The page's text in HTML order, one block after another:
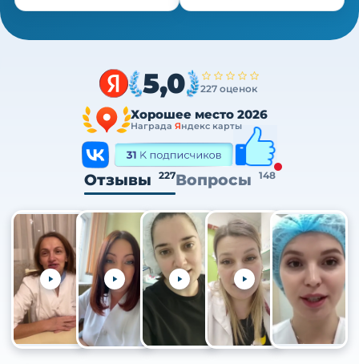
5,0 227 оценок
Хорошее место 2026
Награда Яндекс карты
Отзывы 227Вопросы 148
+105